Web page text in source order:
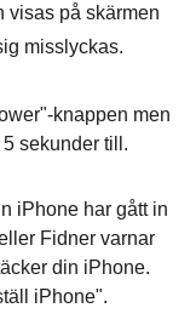
visas på skärmen
misslyckas.
knappen men
sekunder till.
iPhone har gått in
Fidner varnar
din iPhone.
iPhone".